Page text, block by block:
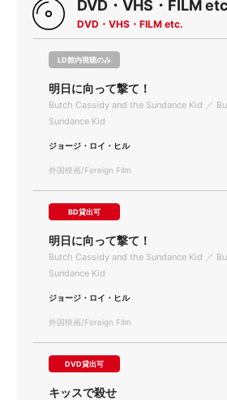
DVD・VHS・FILM
DVD・VHS・FILM etc.
LD館内視聴のみ
明日に向って撃て！
Butch Cassidy and the Sundance Kid ／
Sundance Kid
ジョージ・ロイ・ヒル
外国映画/Foreign Film
BD貸出可
明日に向って撃て！
Butch Cassidy and the Sundance Kid ／
Sundance Kid
ジョージ・ロイ・ヒル
外国映画/Foreign Film
DVD貸出可
キッスで殺せ